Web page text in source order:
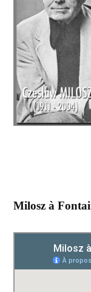
Milosz à